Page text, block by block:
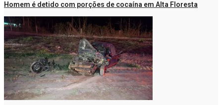
Homem é detido com porções de cocaína em Alta Floresta